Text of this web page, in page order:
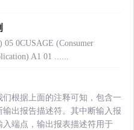
05 0CUSAGE (Consumer
A1 01 ......
根据上面的注释可知，包含一
出报告描述符。其中断输入报
入端点，输出报表描述符用于